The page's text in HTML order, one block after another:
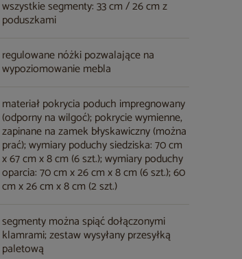
wszystkie segmenty: 33 cm / 26 cm z
poduszkami
regulowane nóżki pozwalające na
wypoziomowanie mebla
materiał pokrycia poduch impregnowany
(odporny na wilgoć); pokrycie wymienne,
zapinane na zamek błyskawiczny (można
prać); wymiary poduchy siedziska: 70 cm
x 67 cm x 8 cm (6 szt.); wymiary poduchy
oparcia: 70 cm x 26 cm x 8 cm (6 szt.); 60
cm x 26 cm x 8 cm (2 szt.)
segmenty można spiąć dołączonymi
klamrami; zestaw wysyłany przesyłką
paletową